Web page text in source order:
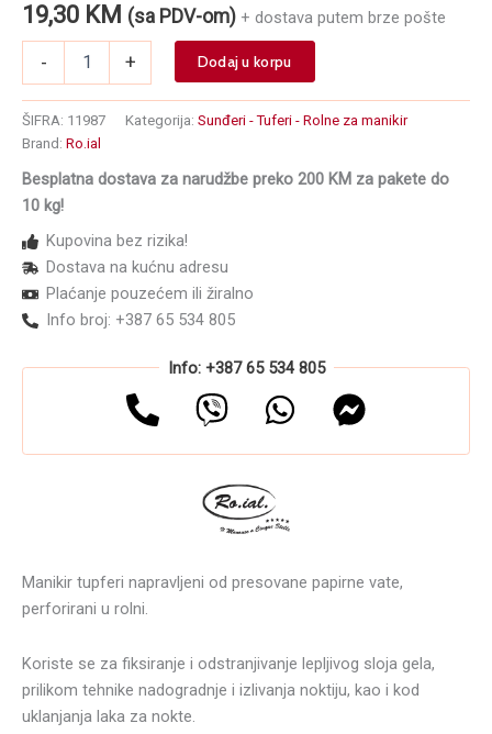
19,30 KM (sa PDV-om) + dostava putem brze pošte
-
ROIAL
1000/1
+ Dodaj u korpu
ŠIFRA: 11987 Kategorija: Sunđeri - Tuferi - Rolne za manikir
Brand: Ro.ial
Besplatna dostava za narudžbe preko 200 KM za pakete do
10 kg!
Kupovina bez rizika!
Dostava na kućnu adresu
Plaćanje pouzećem ili žiralno
Info broj: +387 65 534 805
Info: +387 65 534 805
Manikir tupferi napravljeni od presovane papirne vate,
perforirani u rolni.
Koriste se za fiksiranje i odstranjivanje lepljivog sloja gela,
prilikom tehnike nadogradnje i izlivanja noktiju, kao i kod
uklanjanja laka za nokte.